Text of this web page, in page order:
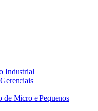
Industrial
de Micro e Pequenos